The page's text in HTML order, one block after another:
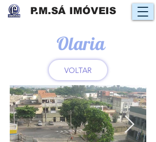
P.M.SÁ IMÓVEIS
Olaria
VOLTAR